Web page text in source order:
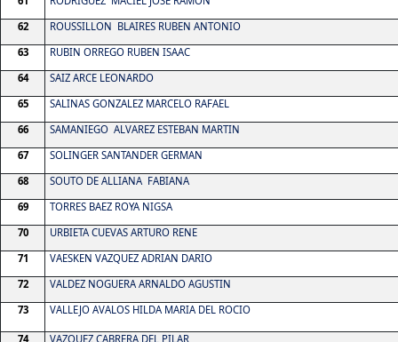
62
ROUSSILLON BLAIRES RUBEN ANTONIO
63
RUBIN ORREGO RUBEN ISAAC
64
SAIZ ARCE LEONARDO
65
SALINAS GONZALEZ MARCELO RAFAEL
66
SAMANIEGO ALVAREZ ESTEBAN MARTIN
67
SOLINGER SANTANDER GERMAN
68
SOUTO DE ALLIANA FABIANA
69
TORRES BAEZ ROYA NIGSA
70
URBIETA CUEVAS ARTURO RENE
71
VAESKEN VAZQUEZ ADRIAN DARIO
72
VALDEZ NOGUERA ARNALDO AGUSTIN
73
VALLEJO AVALOS HILDA MARIA DEL ROCIO
74
VAZQUEZ CABRERA DEL PILAR